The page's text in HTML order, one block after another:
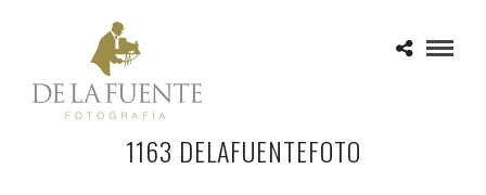
1163 DELAFUENTEFOTO